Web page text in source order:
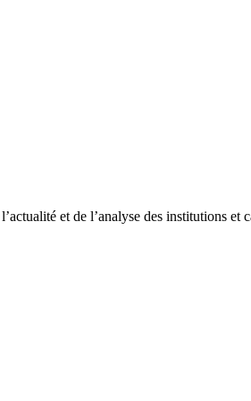
et de l’analyse des institutions